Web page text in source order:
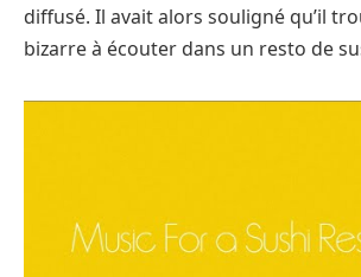
diffusé. Il avait alors souligné qu’il
bizarre à écouter dans un resto de